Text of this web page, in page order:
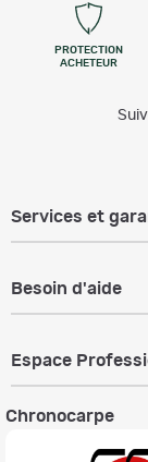
PROTECTION
ACHETEUR
Services et
Besoin d'aide
Espace
Chronocarpe